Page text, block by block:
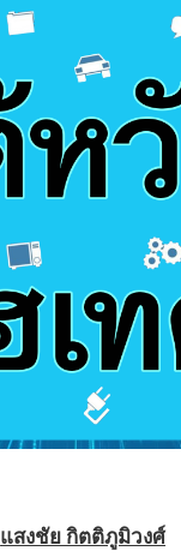
แสงชัย กิตติภูมิวงศ์